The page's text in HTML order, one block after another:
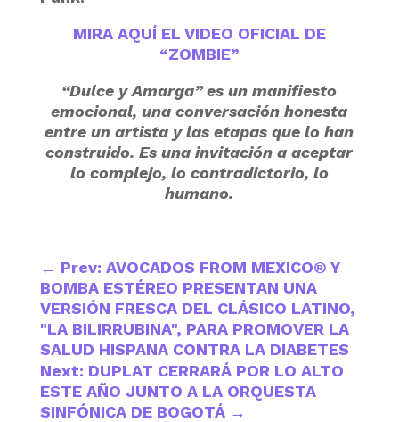
MIRA AQUÍ EL VIDEO OFICIAL DE
“ZOMBIE”
“Dulce y Amarga” es un manifiesto
emocional, una conversación honesta
entre un artista y las etapas que lo han
construido. Es una invitación a aceptar
lo complejo, lo contradictorio, lo
humano.
← Prev: AVOCADOS FROM MEXICO® Y
BOMBA ESTÉREO PRESENTAN UNA
VERSIÓN FRESCA DEL CLÁSICO LATINO,
"LA BILIRRUBINA", PARA PROMOVER LA
SALUD HISPANA CONTRA LA DIABETES
Next: DUPLAT CERRARÁ POR LO ALTO
ESTE AÑO JUNTO A LA ORQUESTA
SINFÓNICA DE BOGOTÁ→